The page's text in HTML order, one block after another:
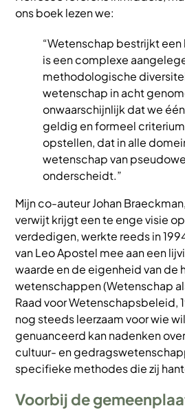
ons boek lezen we:
“Wetenschap bestrijkt
is een complexe
methodologische
wetenschap in acht
onwaarschijnlijk dat we
geldig en formeel
opstellen, dat in alle
wetenschap van
onderscheidt.”
Mijn co-auteur Johan
verwijt krijgt een te enge visie
verdedigen, werkte reeds in
van Leo Apostel mee aan een
waarde en de eigenheid van de
wetenschappen (Wetenschap
Raad voor Wetenschapsbeleid,
nog steeds leerzaam voor wie
genuanceerd kan nadenken
cultuur- en
specifieke methodes die zij
Voorbij de